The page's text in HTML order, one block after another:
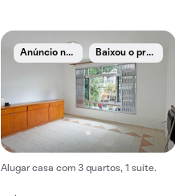
A
núncio novo B
aixou o preço
Alugar casa com 3 quartos, 1 suíte.